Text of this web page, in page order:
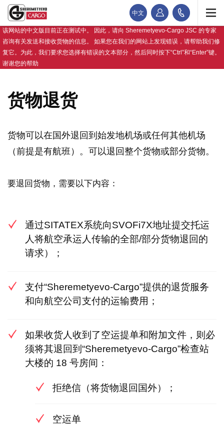
中文
该网站的中文版目前正在测试中。 因此，请向 Sheremetyevo-Cargo JSC 的专家
咨询有关发送和接收货物的信息。 如果您在我们的网站上发现错误，请帮助我们修
复它。为此，我们要求您选择有错误的文本部分，然后同时按下“Ctrl”和“Enter”键。
谢谢您的帮助
货物退货
货物可以在国外退回到始发地机场或任何其他机场
（前提是有航班）。可以退回整个货物或部分货物。
要退回货物，需要以下内容：
通过SITATEX系统向SVOFi7X地址提交托运
人将航空承运人传输的全部/部分货物退回的
请求）；
支付“Sheremetyevo-Cargo”提供的退货服务
和向航空公司支付的运输费用；
如果收货人收到了空运提单和附加文件，则必
须将其退回到“Sheremetyevo-Cargo”检查站
大楼的 18 号房间：
拒绝信（将货物退回国外）；
空运单